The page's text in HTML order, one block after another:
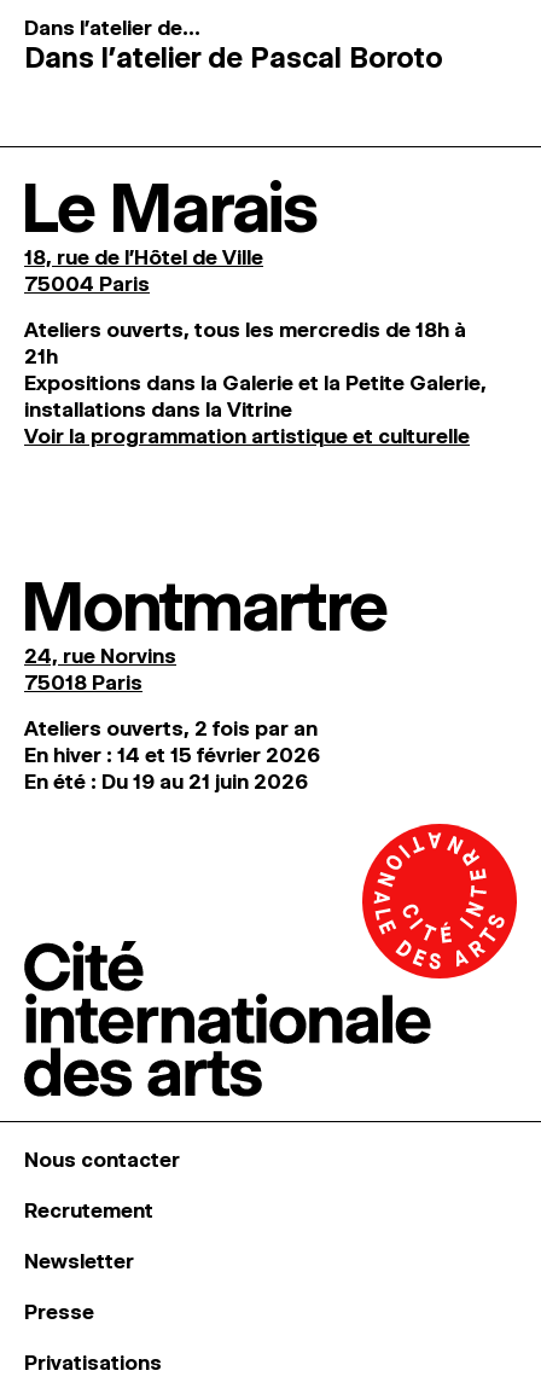
Dans l'atelier de...
Dans l’atelier de Pascal Boroto
Le Marais
18, rue de l'Hôtel de Ville
75004 Paris
Ateliers ouverts, tous les mercredis de 18h à
21h
Expositions dans la Galerie et la Petite Galerie,
installations dans la Vitrine
Voir la programmation artistique et culturelle
Montmartre
24, rue Norvins
75018 Paris
Ateliers ouverts, 2 fois par an
En hiver : 14 et 15 février 2026
En été : Du 19 au 21 juin 2026
Nous contacter
Recrutement
Newsletter
Presse
Privatisations